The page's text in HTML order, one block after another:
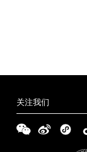
关注我们